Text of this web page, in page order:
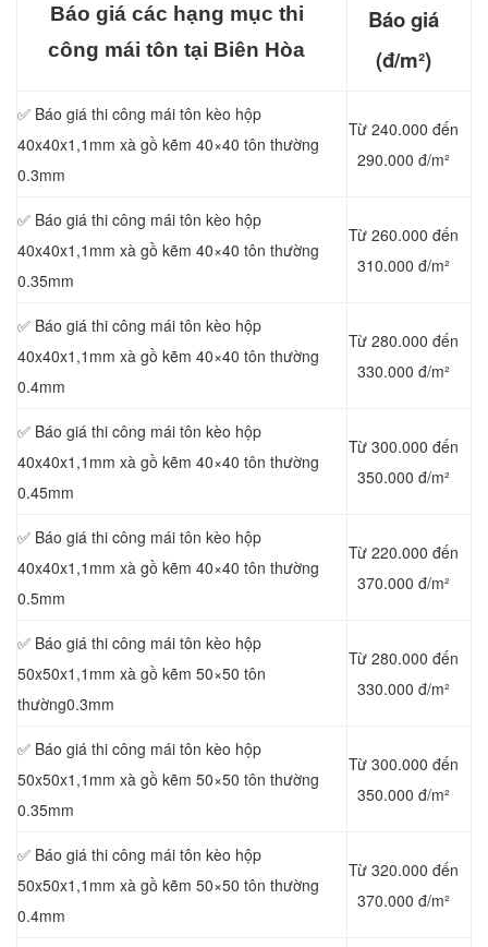
Báo giá các hạng mục thi
công mái tôn tại Biên Hòa
Báo giá
(đ/m²)
✅ Báo giá thi công mái tôn kèo hộp
40x40x1,1mm xà gồ kẽm 40×40 tôn thường
0.3mm
Từ 240.000 đến
290.000 đ/m²
✅ Báo giá thi công mái tôn kèo hộp
40x40x1,1mm xà gồ kẽm 40×40 tôn thường
0.35mm
Từ 260.000 đến
310.000 đ/m²
✅ Báo giá thi công mái tôn kèo hộp
40x40x1,1mm xà gồ kẽm 40×40 tôn thường
0.4mm
Từ 280.000 đến
330.000 đ/m²
✅ Báo giá thi công mái tôn kèo hộp
40x40x1,1mm xà gồ kẽm 40×40 tôn thường
0.45mm
Từ 300.000 đến
350.000 đ/m²
✅ Báo giá thi công mái tôn kèo hộp
40x40x1,1mm xà gồ kẽm 40×40 tôn thường
0.5mm
Từ 220.000 đến
370.000 đ/m²
✅ Báo giá thi công mái tôn kèo hộp
50x50x1,1mm xà gồ kẽm 50×50 tôn
thường0.3mm
Từ 280.000 đến
330.000 đ/m²
✅ Báo giá thi công mái tôn kèo hộp
50x50x1,1mm xà gồ kẽm 50×50 tôn thường
0.35mm
Từ 300.000 đến
350.000 đ/m²
✅ Báo giá thi công mái tôn kèo hộp
50x50x1,1mm xà gồ kẽm 50×50 tôn thường
0.4mm
Từ 320.000 đến
370.000 đ/m²